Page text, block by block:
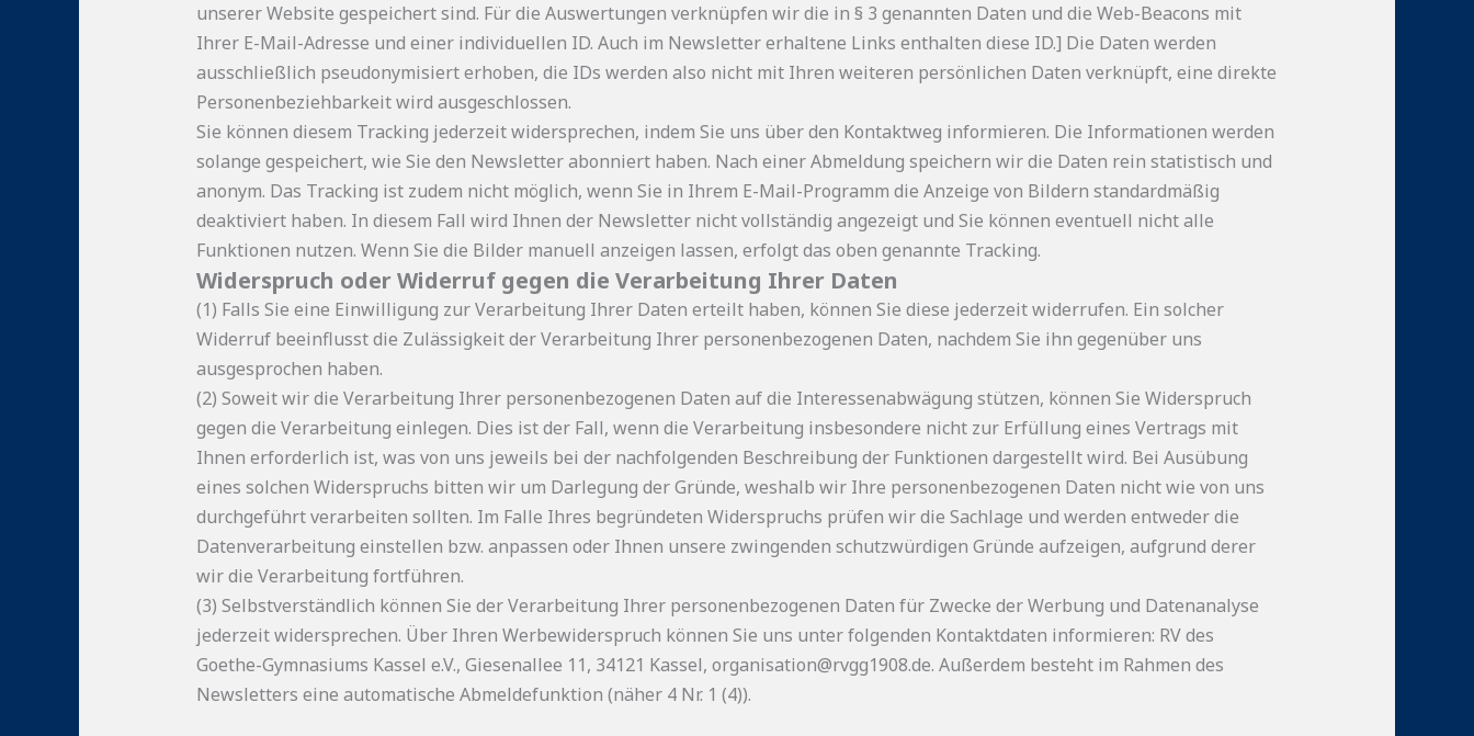
unserer Website gespeichert sind. Für die Auswertungen verknüpfen wir die in § 3 genannten Daten und die Web-Beacons mit
Ihrer E-Mail-Adresse und einer individuellen ID. Auch im Newsletter erhaltene Links enthalten diese ID.] Die Daten werden
ausschließlich pseudonymisiert erhoben, die IDs werden also nicht mit Ihren weiteren persönlichen Daten verknüpft, eine direkte
Personenbeziehbarkeit wird ausgeschlossen.
Sie können diesem Tracking jederzeit widersprechen, indem Sie uns über den Kontaktweg informieren. Die Informationen werden
solange gespeichert, wie Sie den Newsletter abonniert haben. Nach einer Abmeldung speichern wir die Daten rein statistisch und
anonym. Das Tracking ist zudem nicht möglich, wenn Sie in Ihrem E-Mail-Programm die Anzeige von Bildern standardmäßig
deaktiviert haben. In diesem Fall wird Ihnen der Newsletter nicht vollständig angezeigt und Sie können eventuell nicht alle
Funktionen nutzen. Wenn Sie die Bilder manuell anzeigen lassen, erfolgt das oben genannte Tracking.
Widerspruch oder Widerruf gegen die Verarbeitung Ihrer Daten
(1) Falls Sie eine Einwilligung zur Verarbeitung Ihrer Daten erteilt haben, können Sie diese jederzeit widerrufen. Ein solcher
Widerruf beeinflusst die Zulässigkeit der Verarbeitung Ihrer personenbezogenen Daten, nachdem Sie ihn gegenüber uns
ausgesprochen haben.
(2) Soweit wir die Verarbeitung Ihrer personenbezogenen Daten auf die Interessenabwägung stützen, können Sie Widerspruch
gegen die Verarbeitung einlegen. Dies ist der Fall, wenn die Verarbeitung insbesondere nicht zur Erfüllung eines Vertrags mit
Ihnen erforderlich ist, was von uns jeweils bei der nachfolgenden Beschreibung der Funktionen dargestellt wird. Bei Ausübung
eines solchen Widerspruchs bitten wir um Darlegung der Gründe, weshalb wir Ihre personenbezogenen Daten nicht wie von uns
durchgeführt verarbeiten sollten. Im Falle Ihres begründeten Widerspruchs prüfen wir die Sachlage und werden entweder die
Datenverarbeitung einstellen bzw. anpassen oder Ihnen unsere zwingenden schutzwürdigen Gründe aufzeigen, aufgrund derer
wir die Verarbeitung fortführen.
(3) Selbstverständlich können Sie der Verarbeitung Ihrer personenbezogenen Daten für Zwecke der Werbung und Datenanalyse
jederzeit widersprechen. Über Ihren Werbewiderspruch können Sie uns unter folgenden Kontaktdaten informieren: RV des
Goethe-Gymnasiums Kassel e.V., Giesenallee 11, 34121 Kassel, organisation@rvgg1908.de. Außerdem besteht im Rahmen des
Newsletters eine automatische Abmeldefunktion (näher 4 Nr. 1 (4)).